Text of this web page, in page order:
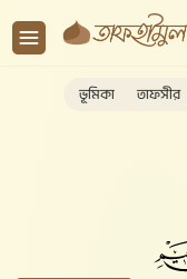
ভূমিকা তাফসীর